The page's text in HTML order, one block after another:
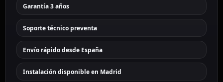
Garantía 3 años
Soporte técnico preventa
Envío rápido desde España
Instalación disponible en Madrid